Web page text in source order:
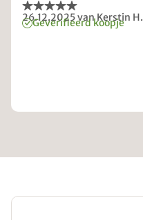
26.12.2025van Kerstin H.
Geverifieerd koopje